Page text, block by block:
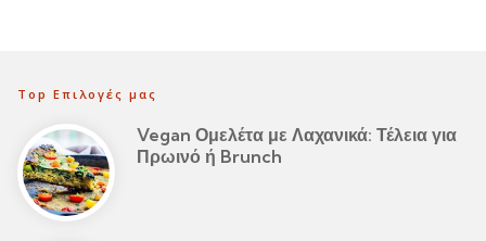
Top Επιλογές μας
Vegan Ομελέτα με Λαχανικά: Τέλεια για
Πρωινό ή Brunch